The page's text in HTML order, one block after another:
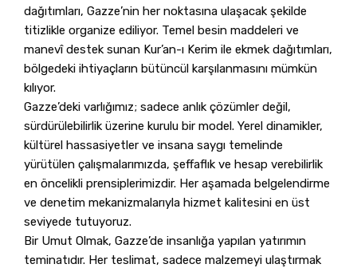
dağıtımları, Gazze’nin her noktasına ulaşacak şekilde
titizlikle organize ediliyor. Temel besin maddeleri ve
manevî destek sunan Kur’an-ı Kerim ile ekmek dağıtımları,
bölgedeki ihtiyaçların bütüncül karşılanmasını mümkün
kılıyor.
Gazze’deki varlığımız; sadece anlık çözümler değil,
sürdürülebilirlik üzerine kurulu bir model. Yerel dinamikler,
kültürel hassasiyetler ve insana saygı temelinde
yürütülen çalışmalarımızda, şeffaflık ve hesap verebilirlik
en öncelikli prensiplerimizdir. Her aşamada belgelendirme
ve denetim mekanizmalarıyla hizmet kalitesini en üst
seviyede tutuyoruz.
Bir Umut Olmak, Gazze’de insanlığa yapılan yatırımın
teminatıdır. Her teslimat, sadece malzemeyi ulaştırmak